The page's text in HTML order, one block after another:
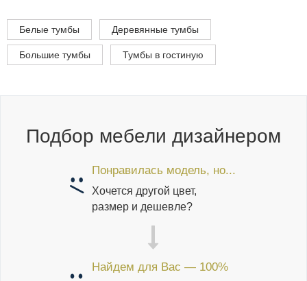
Белые тумбы Деревянные тумбы
Большие тумбы Тумбы в гостиную
Подбор мебели дизайнером
Понравилась модель, но...
Хочется другой цвет,
размер и дешевле?
Найдем для Вас — 100%